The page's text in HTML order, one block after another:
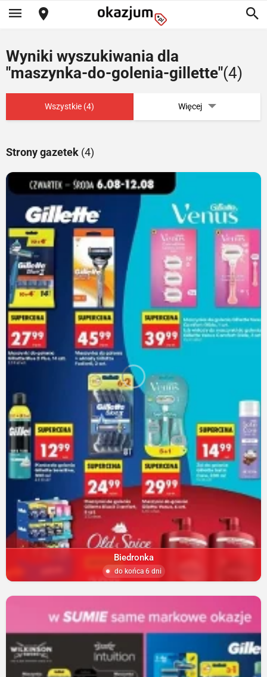
Wyniki wyszukiwania dla
"maszynka-do-golenia-gillette"(4)
Wszystkie (4) Więcej
Strony gazetek (4)
Biedronka
do końca 6 dni